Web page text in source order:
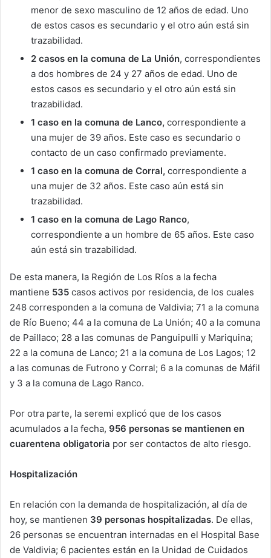
menor de sexo masculino de 12 años de edad. Uno
de estos casos es secundario y el otro aún está sin
trazabilidad.
2 casos en la comuna de La Unión, correspondientes
a dos hombres de 24 y 27 años de edad. Uno de
estos casos es secundario y el otro aún está sin
trazabilidad.
1 caso en la comuna de Lanco, correspondiente a
una mujer de 39 años. Este caso es secundario o
contacto de un caso confirmado previamente.
1 caso en la comuna de Corral, correspondiente a
una mujer de 32 años. Este caso aún está sin
trazabilidad.
1 caso en la comuna de Lago Ranco,
correspondiente a un hombre de 65 años. Este caso
aún está sin trazabilidad.
De esta manera, la Región de Los Ríos a la fecha
mantiene 535 casos activos por residencia, de los cuales
248 corresponden a la comuna de Valdivia; 71 a la comuna
de Río Bueno; 44 a la comuna de La Unión; 40 a la comuna
de Paillaco; 28 a las comunas de Panguipulli y Mariquina;
22 a la comuna de Lanco; 21 a la comuna de Los Lagos; 12
a las comunas de Futrono y Corral; 6 a la comunas de Máfil
y 3 a la comuna de Lago Ranco.
Por otra parte, la seremi explicó que de los casos
acumulados a la fecha, 956 personas se mantienen en
cuarentena obligatoria por ser contactos de alto riesgo.
Hospitalización
En relación con la demanda de hospitalización, al día de
hoy, se mantienen 39 personas hospitalizadas. De ellas,
26 personas se encuentran internadas en el Hospital Base
de Valdivia; 6 pacientes están en la Unidad de Cuidados